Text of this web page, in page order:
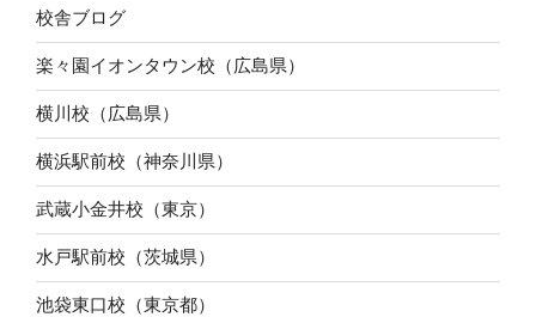
校舎ブログ
楽々園イオンタウン校（広島県）
横川校（広島県）
横浜駅前校（神奈川県）
武蔵小金井校（東京）
水戸駅前校（茨城県）
池袋東口校（東京都）